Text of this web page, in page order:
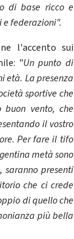
di base ricco e
federazioni".
l'accento sui
"Un punto di
età. La presenza
sportive che
buon vento, che
il vostro
Per fare il tifo
metà sono
presenti
che ci crede
di quello che
più bella